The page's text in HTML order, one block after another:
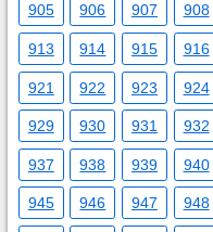
905 906 907 908
913 914 915 916
921 922 923 924
929 930 931 932
937 938 939 940
945 946 947 948